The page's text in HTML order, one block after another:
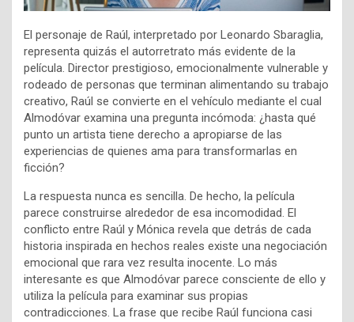
El personaje de Raúl, interpretado por Leonardo Sbaraglia,
representa quizás el autorretrato más evidente de la
película. Director prestigioso, emocionalmente vulnerable y
rodeado de personas que terminan alimentando su trabajo
creativo, Raúl se convierte en el vehículo mediante el cual
Almodóvar examina una pregunta incómoda: ¿hasta qué
punto un artista tiene derecho a apropiarse de las
experiencias de quienes ama para transformarlas en
ficción?
La respuesta nunca es sencilla. De hecho, la película
parece construirse alrededor de esa incomodidad. El
conflicto entre Raúl y Mónica revela que detrás de cada
historia inspirada en hechos reales existe una negociación
emocional que rara vez resulta inocente. Lo más
interesante es que Almodóvar parece consciente de ello y
utiliza la película para examinar sus propias
contradicciones. La frase que recibe Raúl funciona casi